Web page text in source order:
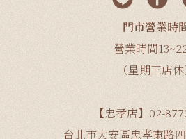
門市營業時
營業時間
（星期三店休
【忠孝店】02-
台北市大安區忠孝東路